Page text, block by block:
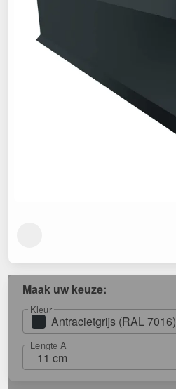
Maak uw keuze:
Kleur
Antracietgrijs (RAL 7016)
Lengte A
11 cm